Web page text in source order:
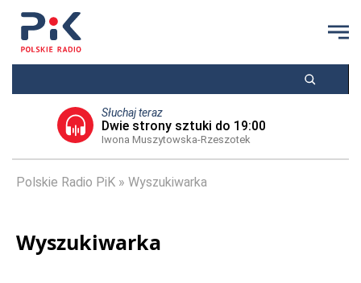
Słuchaj teraz
Dwie strony sztuki do 19:00
Iwona Muszytowska-Rzeszotek
Polskie Radio PiK Wyszukiwarka
Wyszukiwarka